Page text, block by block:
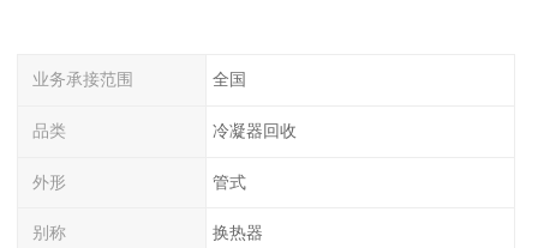
业务承接范围 全国
品类 冷凝器回收
外形 管式
别称 换热器